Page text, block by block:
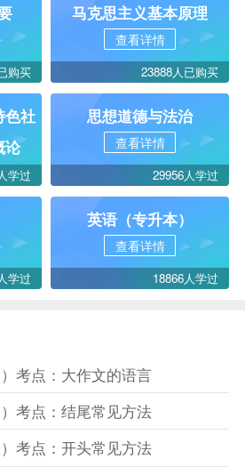
购买
马克思主义基本原理
查看详情
23888人已购买
色社
论
学过
思想道德与法治
查看详情
29956人学过
学过
英语（专升本）
查看详情
18866人学过
考点：大作文的语言
考点：结尾常见方法
考点：开头常见方法